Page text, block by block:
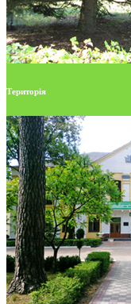
Територія